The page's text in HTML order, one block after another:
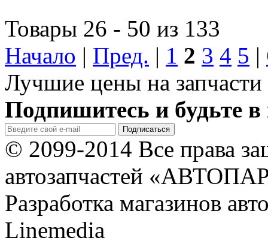
Товары 26 - 50 из 133
Начало | Пред. | 1 2 3 4 5 |
Лучшие цены на запчасти
Подпишитесь и будьте в
© 2099-2014 Все права
автозапчастей
Разработка магазинов
Linemedia